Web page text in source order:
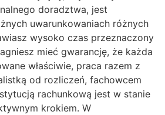
doradztwa, jest
uwarunkowaniach różnych
wysoko czas przeznaczony
mieć gwarancję, że każda
właściwie, praca razem z
od rozliczeń, fachowcem
rachunkową jest w stanie
krokiem. W